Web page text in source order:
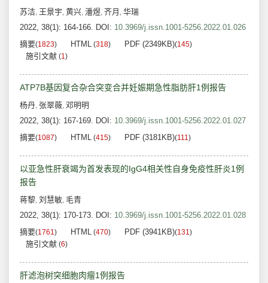
苏洁, 王景宇, 黄兴, 潘煜, 齐月 , 华瑞
2022, 38(1): 164-166. DOI: 10.3969/j.issn.1001-5256.2022.01.026
摘要(1823) HTML (318) PDF (2349KB)(145)
施引文献 (1)
ATP7B基因复合杂合突变合并妊娠期急性脂肪肝1例报告
杨丹, 张翠薇, 邓明明
2022, 38(1): 167-169. DOI: 10.3969/j.issn.1001-5256.2022.01.027
摘要(1087) HTML (415) PDF (3181KB)(111)
以亚急性肝衰竭为首发表现的IgG4相关性自身免疫性肝炎1例
报告
蒋黎, 刘慧敏, 毛青
2022, 38(1): 170-173. DOI: 10.3969/j.issn.1001-5256.2022.01.028
摘要(1761) HTML (470) PDF (3941KB)(131)
施引文献 (6)
肝滤泡树突细胞肉瘤1例报告